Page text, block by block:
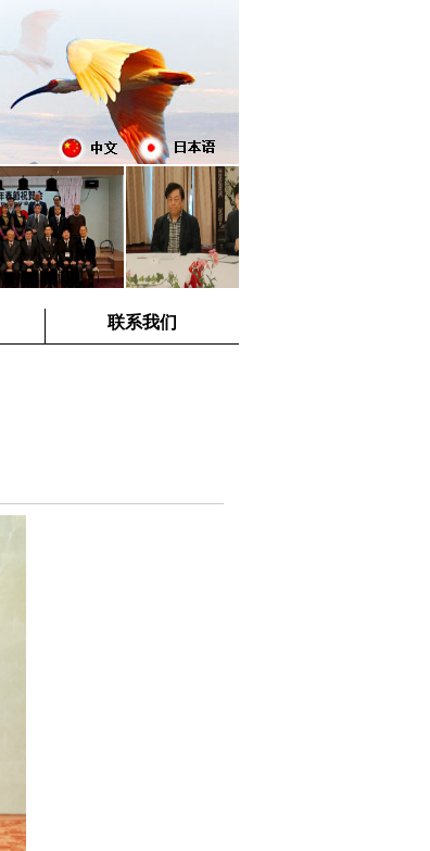
联系我们